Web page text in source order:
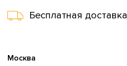
Бесплатная доставка
Москва